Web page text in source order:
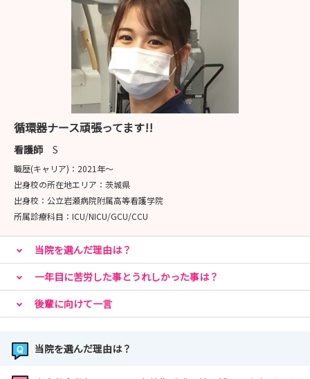
循環器ナース頑張ってます!!
看護師 S
職歴(キャリア)： 2021年〜
出身校の所在地エリア： 茨城県
出身校： 公立岩瀬病院附属高等看護学院
所属診療科目： ICU/NICU/GCU/CCU
当院を選んだ理由は？
一年目に苦労した事とうれしかった事は？
後輩に向けて一言
当院を選んだ理由は？